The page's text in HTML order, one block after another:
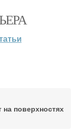
на поверхностях